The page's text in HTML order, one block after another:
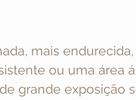
mais
ou uma área
grande exposição